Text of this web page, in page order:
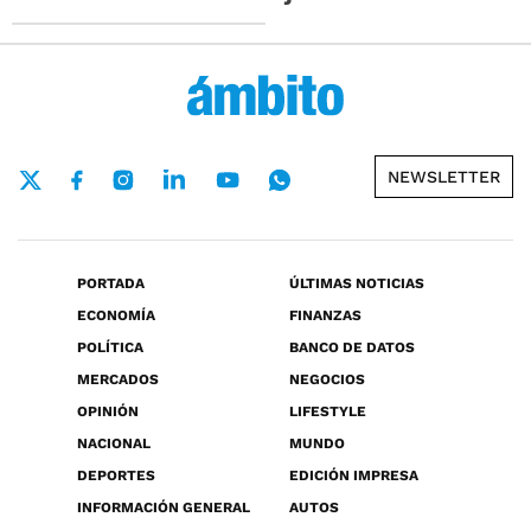
NEWSLETTER
PORTADA
ÚLTIMAS NOTICIAS
ECONOMÍA
FINANZAS
POLÍTICA
BANCO DE DATOS
MERCADOS
NEGOCIOS
OPINIÓN
LIFESTYLE
NACIONAL
MUNDO
DEPORTES
EDICIÓN IMPRESA
INFORMACIÓN GENERAL
AUTOS